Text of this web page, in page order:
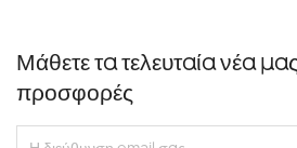
Μάθετε τα τελευταία νέα μας
προσφορές